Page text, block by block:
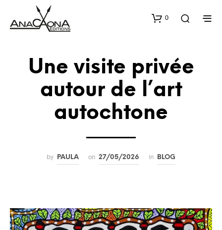
0
Une visite privée
autour de l’art
autochtone
by PAULA on 27/05/2026 in BLOG